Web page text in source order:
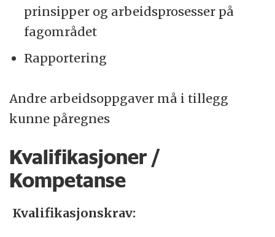
prinsipper og arbeidsprosesser på
fagområdet
Rapportering
Andre arbeidsoppgaver må i tillegg
kunne påregnes
Kvalifikasjoner /
Kompetanse
Kvalifikasjonskrav: